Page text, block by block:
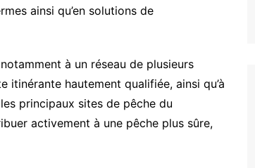
ainsi qu’en solutions de
à un réseau de plusieurs
hautement qualifiée, ainsi qu’à
principaux sites de pêche du
activement à une pêche plus sûre,